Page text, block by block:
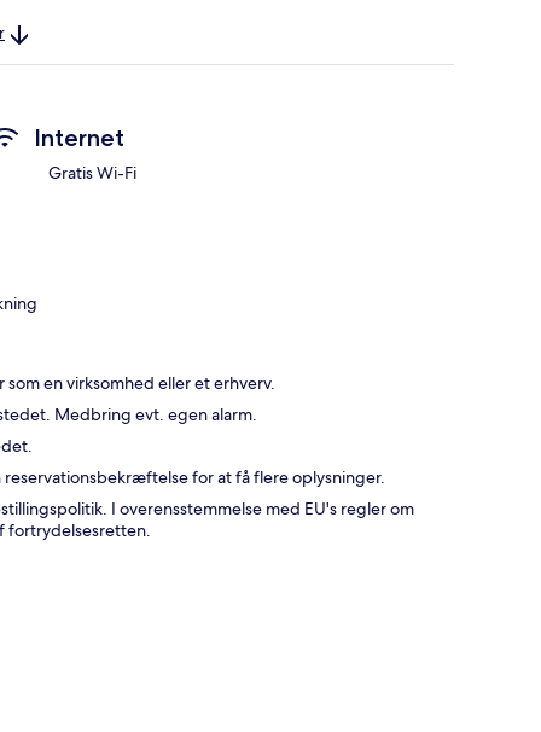
Internet
Gratis Wi-Fi
en virksomhed eller et erhverv.
Medbring evt. egen alarm.
for at få flere oplysninger.
I overensstemmelse med EU's regler om
fortrydelsesretten.